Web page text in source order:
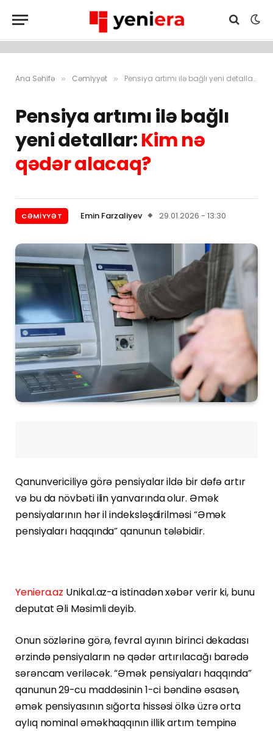
Ana Səhifə » Cəmiyyət » Pensiya artımı ilə bağlı yeni detallar: Kim nə qədər alacaq?
Pensiya artımı ilə bağlı
yeni detallar:Kim nə
qədər alacaq?
CƏMIYYƏT Emin Farzaliyev 29.01.2026 - 13:30
Qanunvericiliyə görə pensiyalar ildə bir dəfə artır
və bu da növbəti ilin yanvarında olur. Əmək
pensiyalarının hər il indeksləşdirilməsi “Əmək
pensiyaları haqqında” qanunun tələbidir.
Yeniera.az Unikal.az-a istinadən xəbər verir ki, bunu
deputat Əli Məsimli deyib.
Onun sözlərinə görə, fevral ayının birinci dekadası
ərzində pensiyaların nə qədər artırılacağı barədə
sərəncam veriləcək. “Əmək pensiyaları haqqında”
qanunun 29-cu maddəsinin 1-ci bəndinə əsasən,
əmək pensiyasının sığorta hissəsi ölkə üzrə orta
aylıq nominal əməkhaqqının illik artım tempinə